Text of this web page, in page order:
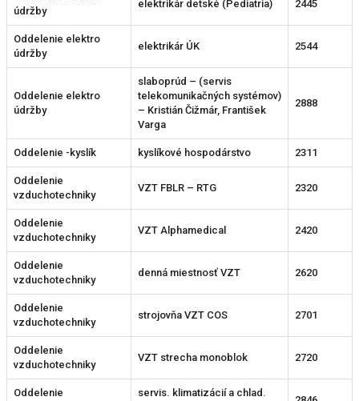
údržby
elektrikár detské (Pediatria) 2445
Oddelenie elektro
údržby
elektrikár ÚK 2544
Oddelenie elektro
údržby
slaboprúd – (servis
telekomunikačných systémov)
– Kristián Čižmár, František
Varga
2888
Oddelenie -kyslík kyslíkové hospodárstvo 2311
Oddelenie
vzduchotechniky
VZT FBLR – RTG 2320
Oddelenie
vzduchotechniky
VZT Alphamedical 2420
Oddelenie
vzduchotechniky
denná miestnosť VZT 2620
Oddelenie
vzduchotechniky
strojovňa VZT COS 2701
Oddelenie
vzduchotechniky
VZT strecha monoblok 2720
Oddelenie
servis. klimatizácií a chlad.